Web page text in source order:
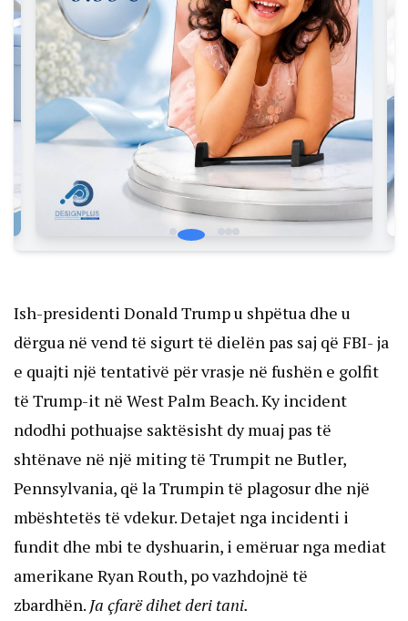
Ish-presidenti Donald Trump u shpëtua dhe u
dërgua në vend të sigurt të dielën pas saj që FBI- ja
e quajti një tentativë për vrasje në fushën e golfit
të Trump-it në West Palm Beach. Ky incident
ndodhi pothuajse saktësisht dy muaj pas të
shtënave në një miting të Trumpit ne Butler,
Pennsylvania, që la Trumpin të plagosur dhe një
mbështetës të vdekur. Detajet nga incidenti i
fundit dhe mbi te dyshuarin, i emëruar nga mediat
amerikane Ryan Routh, po vazhdojnë të
zbardhën. Ja çfarë dihet deri tani.